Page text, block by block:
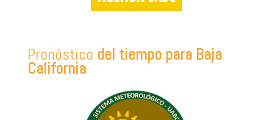
Pronóstico del tiempo para Baja
California